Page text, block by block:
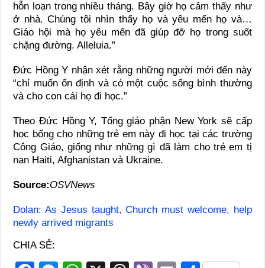
hỗn loạn trong nhiều tháng. Bây giờ họ cảm thấy như
ở nhà. Chúng tôi nhìn thấy họ và yêu mến họ và…
Giáo hội mà họ yêu mến đã giúp đỡ họ trong suốt
chặng đường. Alleluia.”
Đức Hồng Y nhận xét rằng những người mới đến này
“chỉ muốn ổn định và có một cuộc sống bình thường
và cho con cái họ đi học.”
Theo Đức Hồng Y, Tổng giáo phận New York sẽ cấp
học bổng cho những trẻ em này đi học tại các trường
Công Giáo, giống như những gì đã làm cho trẻ em tị
nạn Haiti, Afghanistan và Ukraine.
Source:OSVNews
Dolan: As Jesus taught, Church must welcome, help
newly arrived migrants
CHIA SẺ: